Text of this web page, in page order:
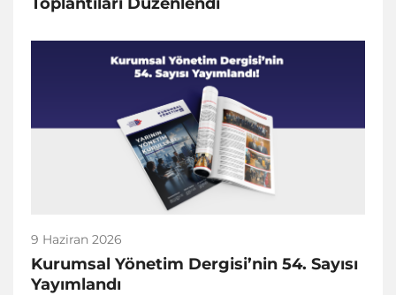
9 Haziran 2026
Kurumsal Yönetim Dergisi’nin 54. Sayısı
Yayımlandı